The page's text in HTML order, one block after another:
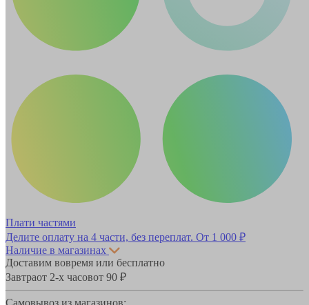
Плати частями
Делите оплату на 4 части, без переплат. От 1 000 ₽
Наличие в магазинах
Доставим вовремя или бесплатно
Завтраот 2-х часовот 90 ₽
Самовывоз из магазинов: